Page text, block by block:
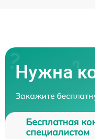
Нужна
Закажите
Бесплатная
специалистом